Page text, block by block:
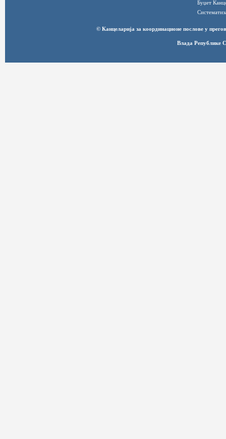
Буџет
© Канцеларија за координационе послове у
Влада Републике